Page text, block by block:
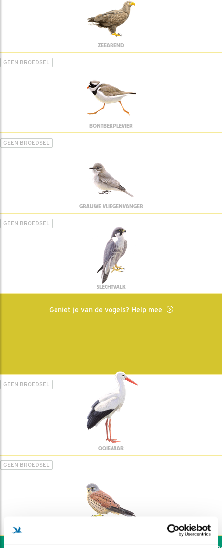
ZEEAREND
GEEN BROEDSEL
BONTBEKPLEVIER
GEEN BROEDSEL
GRAUWE VLIEGENVANGER
GEEN BROEDSEL
SLECHTVALK
Geniet je van de vogels? Help mee
GEEN BROEDSEL
OOIEVAAR
GEEN BROEDSEL